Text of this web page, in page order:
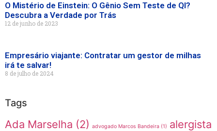
O Mistério de Einstein: O Gênio Sem Teste de QI?
Descubra a Verdade por Trás
12 de junho de 2023
Empresário viajante: Contratar um gestor de milhas
irá te salvar!
8 de julho de 2024
Tags
Ada Marselha (2) advogado Marcos Bandeira (1) alergista